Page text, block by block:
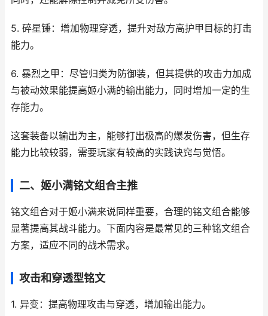
5. 碎星锤：增加物理穿透，提升对敌方高护甲目标的打击
能力。
6. 暴烈之甲：尽管归类为防御装，但其提供的攻击力加成
与被动效果能提高姬小满的输出能力，同时增加一定的生
存能力。
这套装备以输出为主，能够打出极高的爆发伤害，但生存
能力比较较弱，需要玩家有较高的实践诀窍与觉悟。
二、姬小满铭文组合主推
铭文组合对于姬小满来说同样重要，合理的铭文组合能够
显著提高其战斗能力。下面内容是最常见的三种铭文组合
方案，适应不同的战术需求。
攻击和穿透型铭文
1. 异变：提高物理攻击与穿透，增加输出能力。